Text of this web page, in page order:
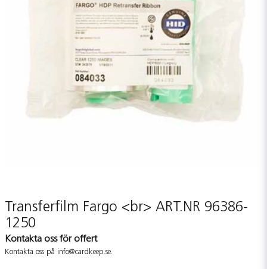
Transferfilm Fargo <br> ART.NR 96386-
1250
Kontakta oss för offert
Kontakta oss på info@cardkeep.se.